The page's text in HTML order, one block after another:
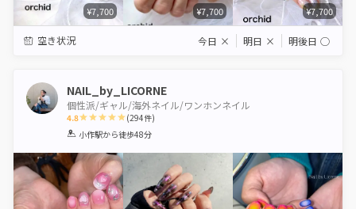
¥7,700 ¥7,700 ¥7,700
空き状況 今日 × 明日 × 明後日 ◯
NAIL_by_LICORNE
個性派/ギャル/海外ネイル/ワンホンネイル
4.8
1 2 3 4 5
(294件)
小作駅から徒歩48分